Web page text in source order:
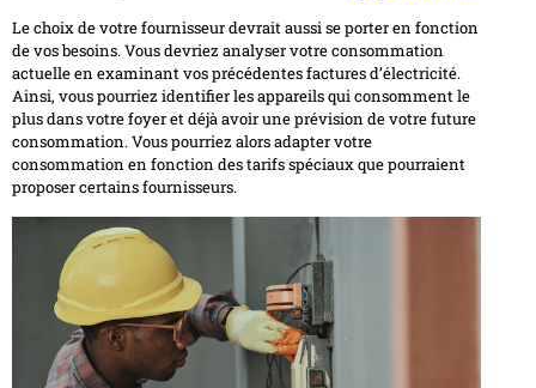
Le choix de votre fournisseur devrait aussi se porter en fonction
de vos besoins. Vous devriez analyser votre consommation
actuelle en examinant vos précédentes factures d’électricité.
Ainsi, vous pourriez identifier les appareils qui consomment le
plus dans votre foyer et déjà avoir une prévision de votre future
consommation. Vous pourriez alors adapter votre
consommation en fonction des tarifs spéciaux que pourraient
proposer certains fournisseurs.